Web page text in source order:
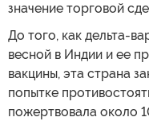
значение торговой
До того, как дельта-
весной в Индии и ее
вакцины, эта страна
попытке
пожертвовала около